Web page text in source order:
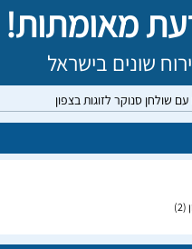
שולחן סנוקר לזוגות בצפון
(2)